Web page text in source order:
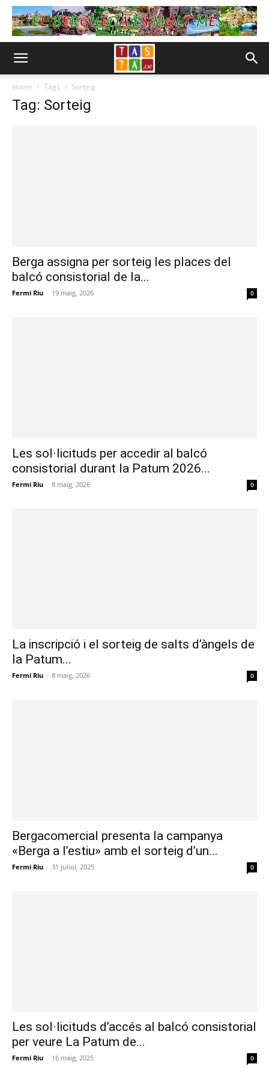
Home Tags Sorteig
Tag: Sorteig
Berga assigna per sorteig les places del
balcó consistorial de la...
Fermi Riu - 19 maig, 2026 0
Les sol·licituds per accedir al balcó
consistorial durant la Patum 2026...
Fermi Riu - 8 maig, 2026 0
La inscripció i el sorteig de salts d’àngels de
la Patum...
Fermi Riu - 8 maig, 2026 0
Bergacomercial presenta la campanya
«Berga a l’estiu» amb el sorteig d’un...
Fermi Riu - 31 juliol, 2025 0
Les sol·licituds d’accés al balcó consistorial
per veure La Patum de...
Fermi Riu - 16 maig, 2025 0